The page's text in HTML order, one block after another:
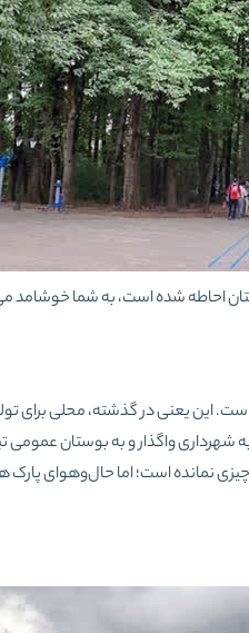
احاطه شده‌ است، به شما خوشامد
این‌ یعنی در گذشته، محلی برای
واگذار و به بوستان عمومی
چیزی نمانده است؛ اما حا‌ل‌وهوای